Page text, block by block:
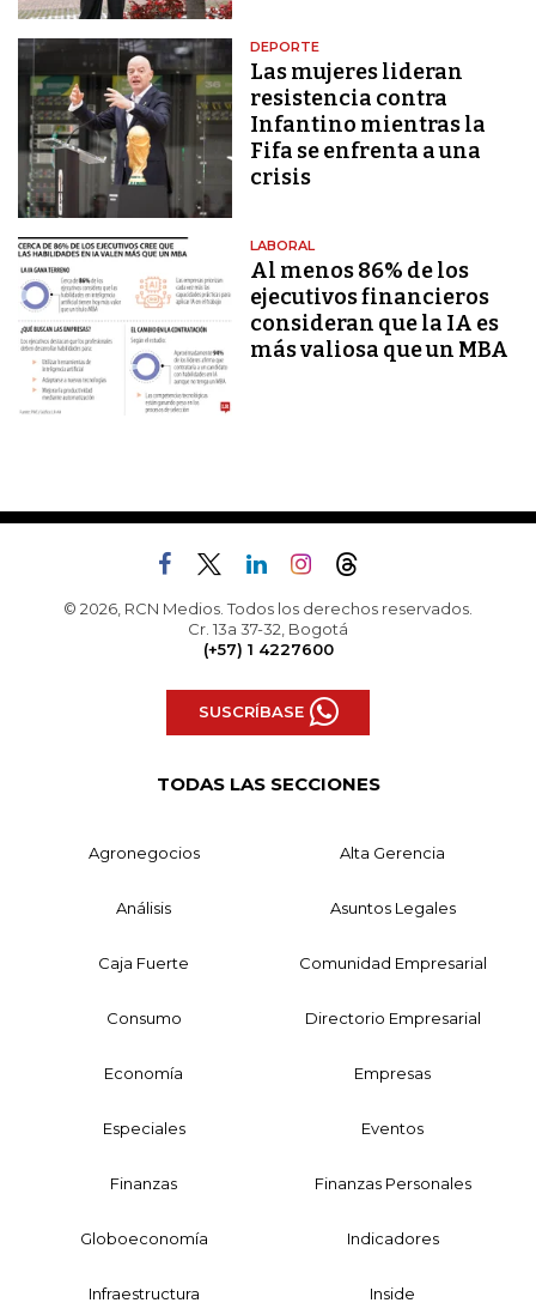
DEPORTE
Las mujeres lideran
resistencia contra
Infantino mientras la
Fifa se enfrenta a una
crisis
LABORAL
Al menos 86% de los
ejecutivos financieros
consideran que la IA es
más valiosa que un MBA
© 2026, RCN Medios. Todos los derechos reservados.
Cr. 13a 37-32, Bogotá
(+57) 1 4227600
SUSCRÍBASE
TODAS LAS SECCIONES
Agronegocios Alta Gerencia
Análisis Asuntos Legales
Caja Fuerte Comunidad Empresarial
Consumo Directorio Empresarial
Economía Empresas
Especiales Eventos
Finanzas Finanzas Personales
Globoeconomía Indicadores
Infraestructura Inside